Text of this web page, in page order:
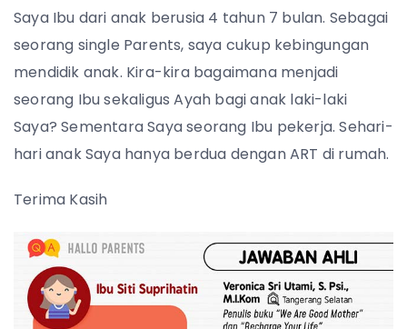
Saya Ibu dari anak berusia 4 tahun 7 bulan. Sebagai
seorang single Parents, saya cukup kebingungan
mendidik anak. Kira-kira bagaimana menjadi
seorang Ibu sekaligus Ayah bagi anak laki-laki
Saya? Sementara Saya seorang Ibu pekerja. Sehari-
hari anak Saya hanya berdua dengan ART di rumah.
Terima Kasih